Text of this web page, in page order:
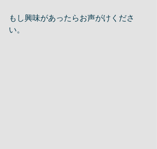
もし興味があったらお声がけくださ
い。